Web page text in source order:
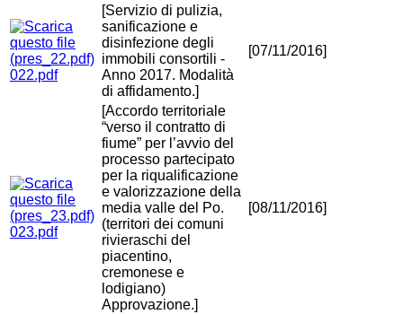
022.pdf
[Servizio di pulizia,
sanificazione e
disinfezione degli
immobili consortili -
Anno 2017. Modalità
di affidamento.]
[07/11/2016]
023.pdf
[Accordo territoriale
“verso il contratto di
fiume” per l’avvio del
processo partecipato
per la riqualificazione
e valorizzazione della
media valle del Po.
(territori dei comuni
rivieraschi del
piacentino,
cremonese e
lodigiano)
Approvazione.]
[08/11/2016]